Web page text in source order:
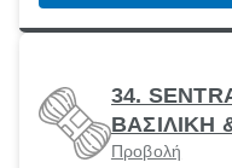
34.
ΒΑΣΙΛΙΚΗ
Προβολή